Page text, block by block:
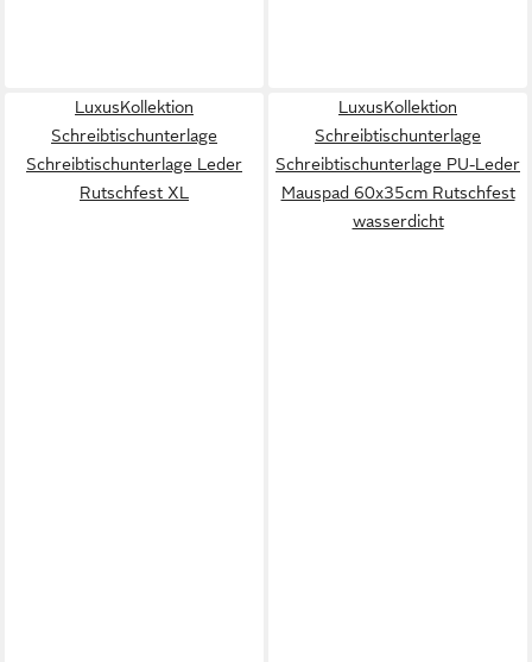
LuxusKollektion
Schreibtischunterlage
Schreibtischunterlage Leder
Rutschfest XL
LuxusKollektion
Schreibtischunterlage
Schreibtischunterlage PU-Leder
Mauspad 60x35cm Rutschfest
wasserdicht